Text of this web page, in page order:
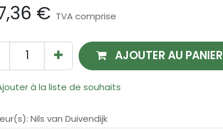
€ TVA comprise
AJOUTER AU PANIER
à la liste de souhaits
: Nils van Duivendijk